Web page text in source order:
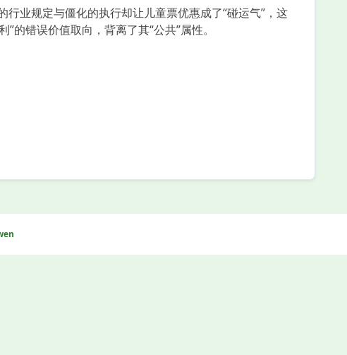
业规定与僵化的执行却让儿童票优惠成了“碰运气”，这
的错误价值取向，背离了其“公共”属性。